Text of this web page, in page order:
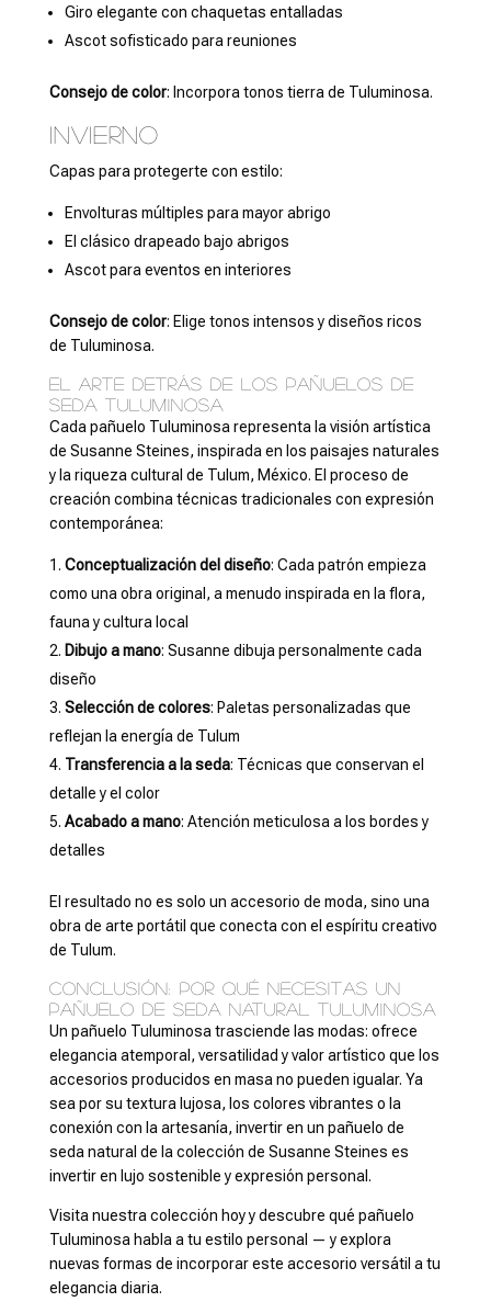
Giro elegante con chaquetas entalladas
Ascot sofisticado para reuniones
Consejo de color: Incorpora tonos tierra de Tuluminosa.
Invierno
Capas para protegerte con estilo:
Envolturas múltiples para mayor abrigo
El clásico drapeado bajo abrigos
Ascot para eventos en interiores
Consejo de color: Elige tonos intensos y diseños ricos
de Tuluminosa.
El arte detrás de los pañuelos de
seda Tuluminosa
Cada pañuelo Tuluminosa representa la visión artística
de Susanne Steines, inspirada en los paisajes naturales
y la riqueza cultural de Tulum, México. El proceso de
creación combina técnicas tradicionales con expresión
contemporánea:
Conceptualización del diseño: Cada patrón empieza
como una obra original, a menudo inspirada en la flora,
fauna y cultura local
Dibujo a mano: Susanne dibuja personalmente cada
diseño
Selección de colores: Paletas personalizadas que
reflejan la energía de Tulum
Transferencia a la seda: Técnicas que conservan el
detalle y el color
Acabado a mano: Atención meticulosa a los bordes y
detalles
El resultado no es solo un accesorio de moda, sino una
obra de arte portátil que conecta con el espíritu creativo
de Tulum.
Conclusión: Por qué necesitas un
pañuelo de seda natural Tuluminosa
Un pañuelo Tuluminosa trasciende las modas: ofrece
elegancia atemporal, versatilidad y valor artístico que los
accesorios producidos en masa no pueden igualar. Ya
sea por su textura lujosa, los colores vibrantes o la
conexión con la artesanía, invertir en un pañuelo de
seda natural de la colección de Susanne Steines es
invertir en lujo sostenible y expresión personal.
Visita nuestra colección hoy y descubre qué pañuelo
Tuluminosa habla a tu estilo personal — y explora
nuevas formas de incorporar este accesorio versátil a tu
elegancia diaria.